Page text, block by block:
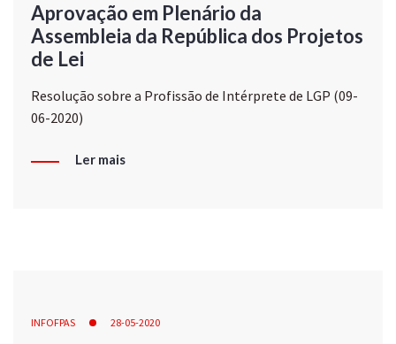
Aprovação em Plenário da
Assembleia da República dos Projetos
de Lei
Resolução sobre a Profissão de Intérprete de LGP (09-
06-2020)
Ler mais
INFOFPAS 28-05-2020